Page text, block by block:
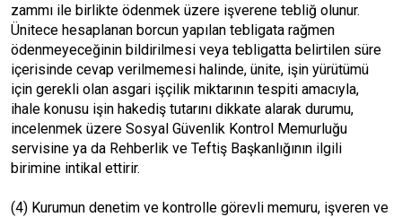
zammı ile birlikte ödenmek üzere işverene tebliğ olunur.
Ünitece hesaplanan borcun yapılan tebligata rağmen
ödenmeyeceğinin bildirilmesi veya tebligatta belirtilen süre
içerisinde cevap verilmemesi halinde, ünite, işin yürütümü
için gerekli olan asgari işçilik miktarının tespiti amacıyla,
ihale konusu işin hakediş tutarını dikkate alarak durumu,
incelenmek üzere Sosyal Güvenlik Kontrol Memurluğu
servisine ya da Rehberlik ve Teftiş Başkanlığının ilgili
birimine intikal ettirir.
(4) Kurumun denetim ve kontrolle görevli memuru, işveren ve